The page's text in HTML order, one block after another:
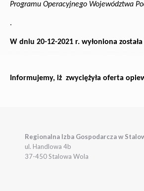
Programu Operacyjnego Województwa
.
W dniu 20-12-2021 r. wyłoniona
Informujemy, iż zwyciężyła oferta
Regionalna Izba Gospodarcza w
ul. Handlowa 4b
37-450 Stalowa Wola